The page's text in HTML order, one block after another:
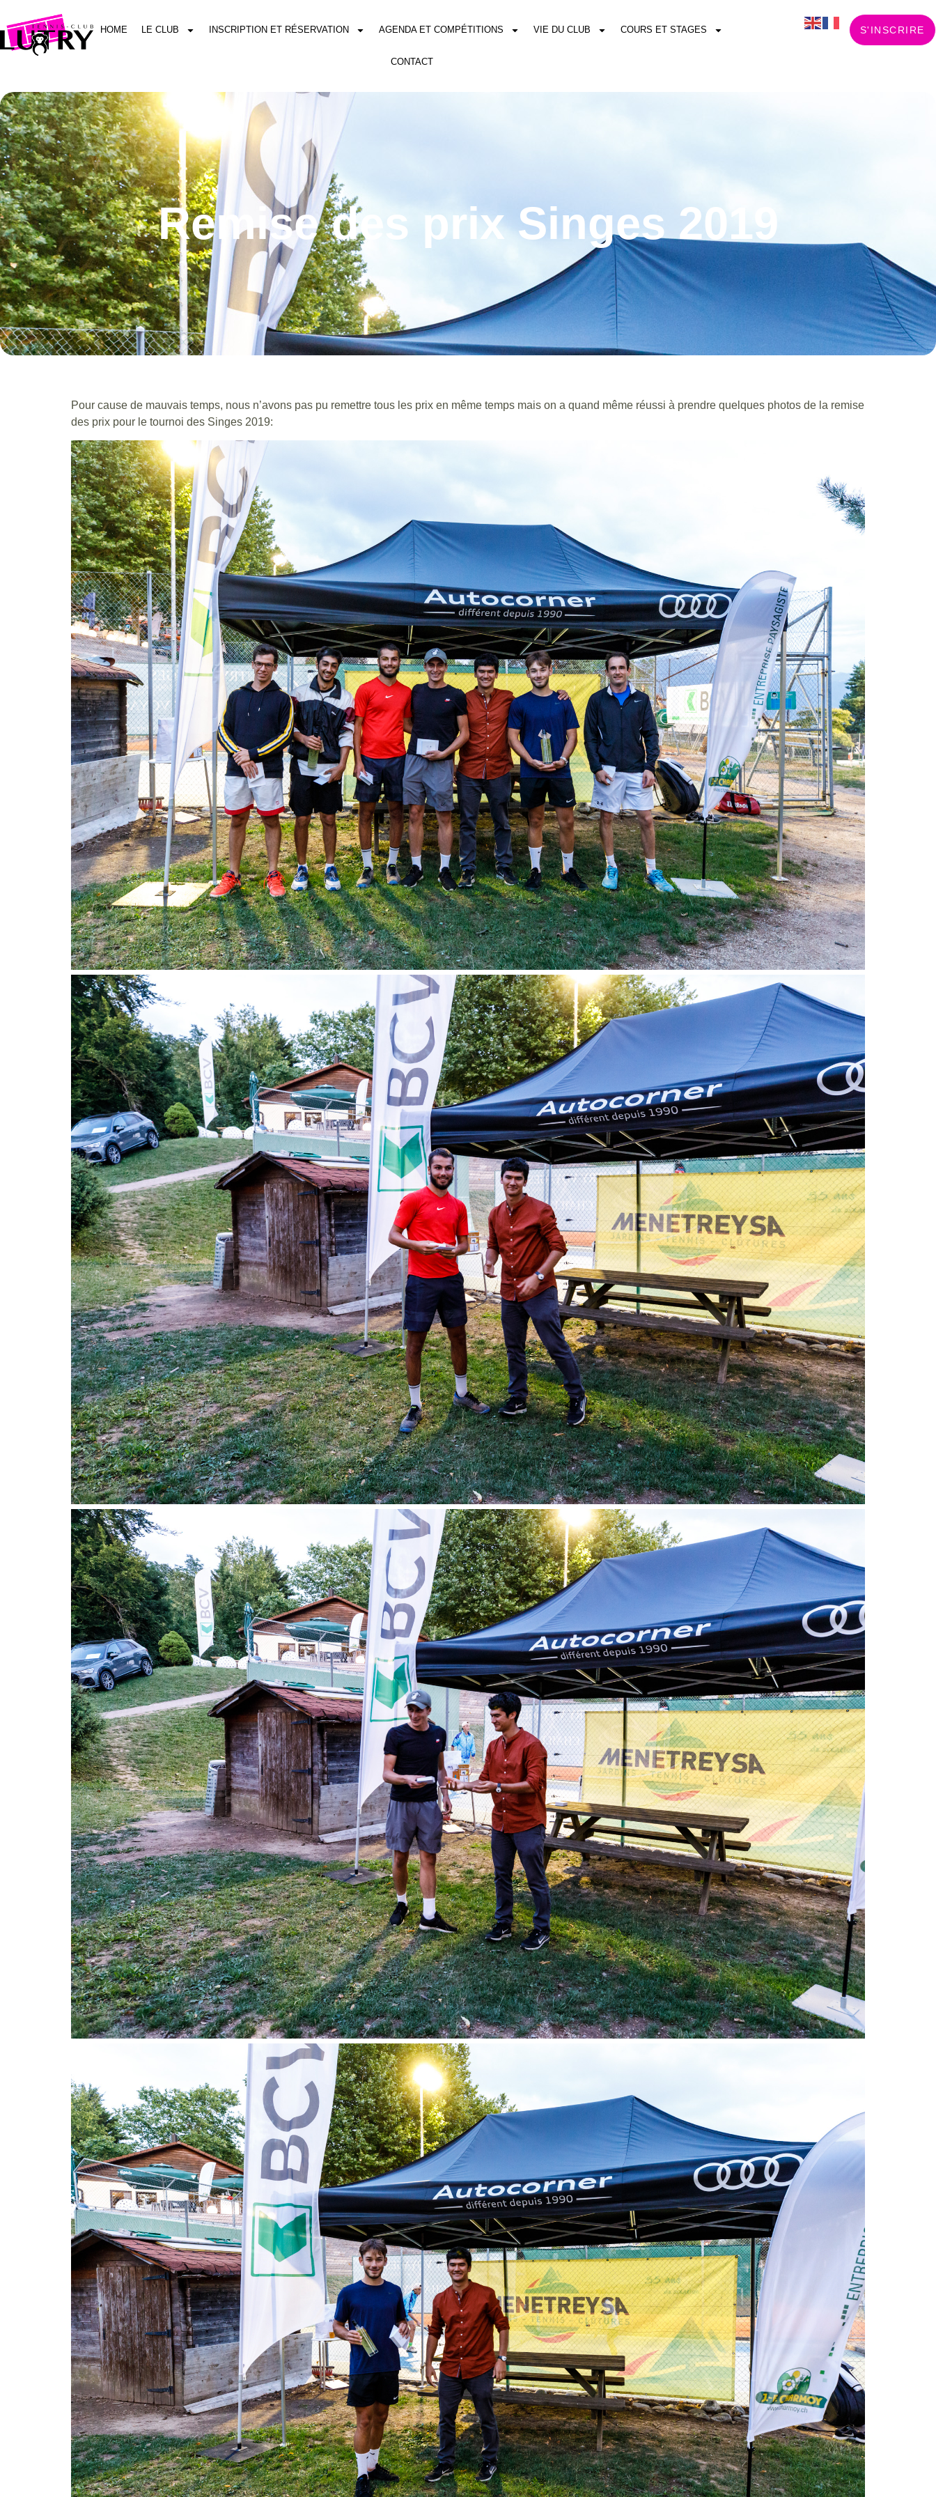
HOME LE CLUB INSCRIPTION ET RÉSERVATION AGENDA ET COMPÉTITIONS VIE DU CLUB COURS ET STAGES
CONTACT
S'INSCRIRE
Remise des prix Singes 2019
Pour cause de mauvais temps, nous n’avons pas pu remettre tous les prix en même temps mais on a quand même réussi à prendre quelques photos de la remise
des prix pour le tournoi des Singes 2019: